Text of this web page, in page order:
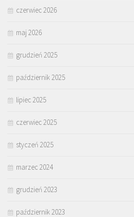
czerwiec 2026
maj 2026
grudzień 2025
październik 2025
lipiec 2025
czerwiec 2025
styczeń 2025
marzec 2024
grudzień 2023
październik 2023